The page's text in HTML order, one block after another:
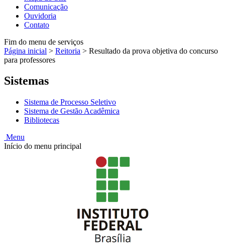
Comunicação
Ouvidoria
Contato
Fim do menu de serviços
Página inicial > Reitoria > Resultado da prova objetiva do concurso
para professores
Sistemas
Sistema de Processo Seletivo
Sistema de Gestão Acadêmica
Bibliotecas
Menu
Início do menu principal